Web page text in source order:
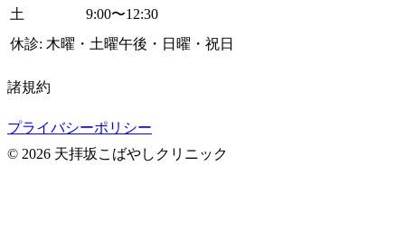
土
9:00〜12:30
休診: 木曜・土曜午後・日曜・祝日
諸規約
プライバシーポリシー
© 2026 天拝坂こばやしクリニック